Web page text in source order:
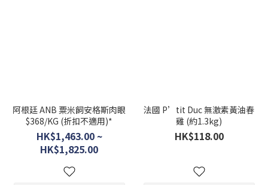
阿根廷 ANB 粟米飼安格斯肉眼
$368/KG (折扣不適用)*
HK$1,463.00 ~
HK$1,825.00
法國 P’tit Duc 無激素黃油春
雞 (約1.3kg)
HK$118.00